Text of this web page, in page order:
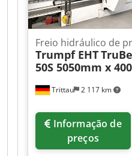
600 mm - Tensão de
Peso da máquina:
Trittau 2 117 km
Freio hidráulico de
Trumpf EHT
50S 5050mm x
preços